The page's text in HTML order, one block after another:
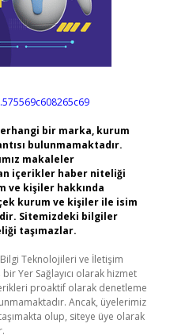
bir marka, kurum
bulunmamaktadır.
makaleler
içerikler haber niteliği
ve kişiler hakkında
kurum ve kişiler ile isim
Sitemizdeki bilgiler
taşımazlar.
Bilgi Teknolojileri ve İletişim
Yer Sağlayıcı olarak hizmet
proaktif olarak denetleme
Ancak, üyelerimiz
olup, siteye üye olarak